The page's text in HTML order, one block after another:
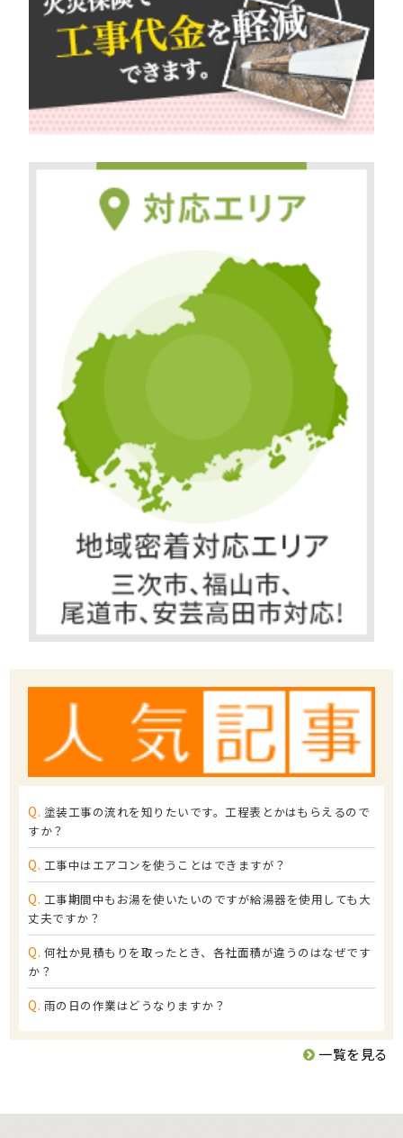
Q. 塗装工事の流れを知りたいです。工程表とかはもらえるので
すか？
Q. 工事中はエアコンを使うことはできますが？
Q. 工事期間中もお湯を使いたいのですが給湯器を使用しても大
丈夫ですか？
Q. 何社か見積もりを取ったとき、各社面積が違うのはなぜです
か？
Q. 雨の日の作業はどうなりますか？
一覧を見る